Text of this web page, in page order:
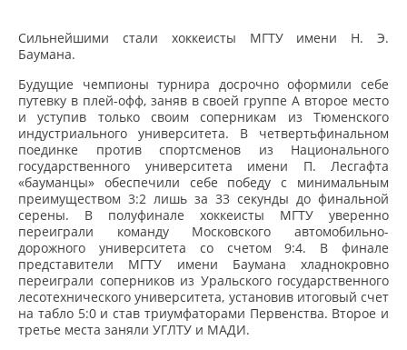
Сильнейшими стали хоккеисты МГТУ имени Н. Э.
Баумана.
Будущие чемпионы турнира досрочно оформили себе
путевку в плей-офф, заняв в своей группе А второе место
и уступив только своим соперникам из Тюменского
индустриального университета. В четвертьфинальном
поединке против спортсменов из Национального
государственного университета имени П. Лесгафта
«бауманцы» обеспечили себе победу с минимальным
преимуществом 3:2 лишь за 33 секунды до финальной
серены. В полуфинале хоккеисты МГТУ уверенно
переиграли команду Московского автомобильно-
дорожного университета со счетом 9:4. В финале
представители МГТУ имени Баумана хладнокровно
переиграли соперников из Уральского государственного
лесотехнического университета, установив итоговый счет
на табло 5:0 и став триумфаторами Первенства. Второе и
третье места заняли УГЛТУ и МАДИ.